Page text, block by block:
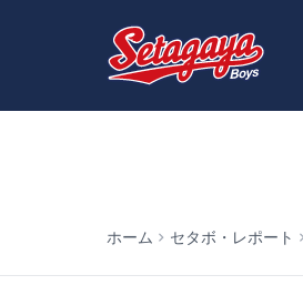
ホーム セタボ・レポート